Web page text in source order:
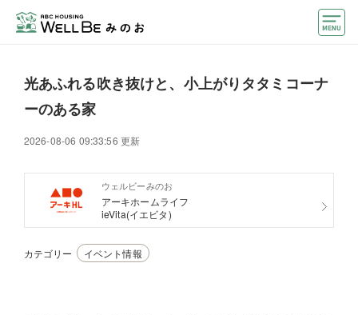
住宅会社・ハウスメーカー
アクセス
光あふれる吹き抜けと、小上がりタタミコーナ
ーのある家
2026-08-06 09:33:56 更新
ウェルビーみのお
アーキホームライフ
ieVita(イエビタ)
カテゴリー イベント情報